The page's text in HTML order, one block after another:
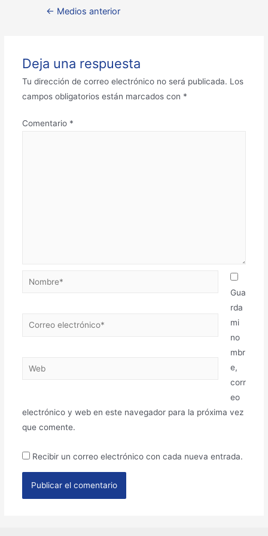
← Medios anterior
Deja una respuesta
Tu dirección de correo electrónico no será publicada. Los
campos obligatorios están marcados con *
Comentario *
Gua
rda
mi
no
mbr
e,
corr
eo
electrónico y web en este navegador para la próxima vez
que comente.
Recibir un correo electrónico con cada nueva entrada.